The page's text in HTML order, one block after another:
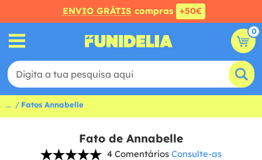
ENVIO GRÁTIS compras +50€
0
... Fatos Annabelle
Fato de Annabelle
4 Comentários Consulte-as